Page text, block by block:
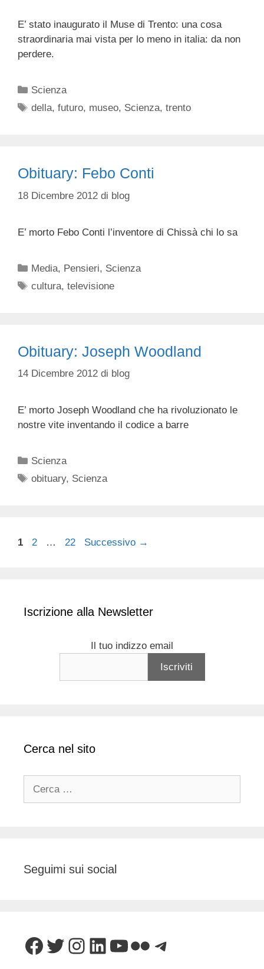
E’ stato inaugurato il Muse di Trento: una cosa
straordinaria mai vista per lo meno in italia: da non
perdere.
Categorie
Scienza
Tag
della,futuro, museo, Scienza,trento
Obituary: Febo Conti
18 Dicembre 2012 di blog
E’ morto Febo Conti l’inventore di Chissà chi lo sa
Categorie
Media, Pensieri, Scienza
Tag
cultura,televisione
Obituary: Joseph Woodland
14 Dicembre 2012 di blog
E’ morto Joseph Woodland che ha rivoluzionato le
nostre vite inventando il codice a barre
Categorie
Scienza
Tag
obituary, Scienza
Pagina
1 Pagina
2 … Pagina
22 Successivo →
Iscrizione alla Newsletter
Il tuo indizzo email
Cerca nel sito
Seguimi sui social
Facebook
Twitter
Instagram
LinkedIn
YouTube
FlickrTelegram